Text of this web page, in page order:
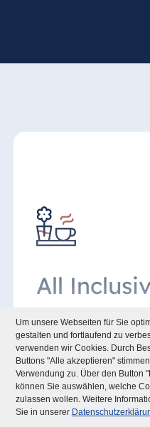
Um unsere Webseiten für Sie
gestalten und fortlaufend zu
verwenden wir Cookies. Durch
Buttons "Alle akzeptieren"
Verwendung zu. Über den Button
können Sie auswählen, welche
zulassen wollen. Weitere
Sie in unserer
All
Buchen Sie das "All
erhalten Sie
Abendessen als
Hauptrestaurant